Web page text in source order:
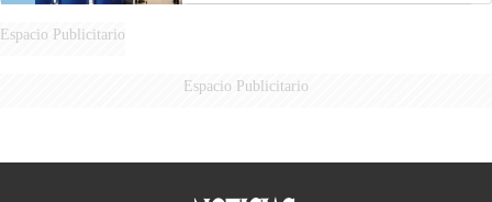
Espacio Publicitario
Espacio Publicitario